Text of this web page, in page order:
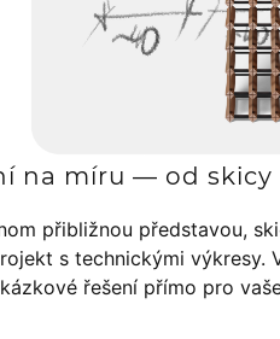
na míru — od
přibližnou představou,
s technickými výkresy.
řešení přímo pro